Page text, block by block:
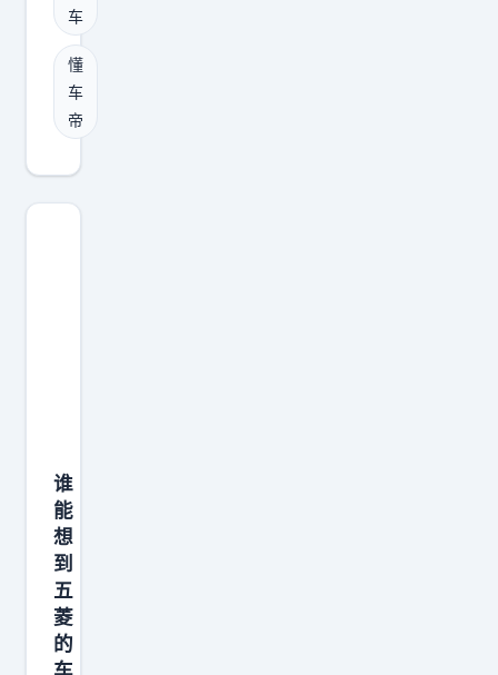
关
人
员
能
会
面
能
有
些
人
，
总
是
米
2
的
，
比
理
想
L
9
还
车
懂
车
帝
谁
能
想
到
五
菱
的
车